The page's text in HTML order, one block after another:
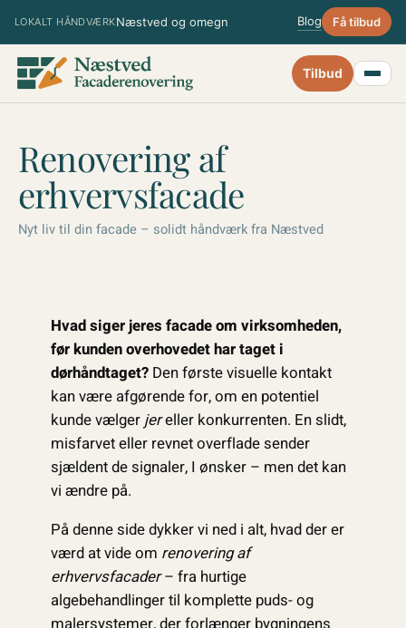
indhold
LOKALT HÅNDVÆRKNæstved og omegn Blog Få tilbud
Tilbud
Renovering af
erhvervsfacade
Nyt liv til din facade – solidt håndværk fra Næstved
Hvad siger jeres facade om virksomheden,
før kunden overhovedet har taget i
dørhåndtaget?Den første visuelle kontakt
kan være afgørende for, om en potentiel
kunde vælger jereller konkurrenten. En slidt,
misfarvet eller revnet overflade sender
sjældent de signaler, I ønsker – men det kan
vi ændre på.
På denne side dykker vi ned i alt, hvad der er
værd at vide om renovering af
erhvervsfacader– fra hurtige
algebehandlinger til komplette puds- og